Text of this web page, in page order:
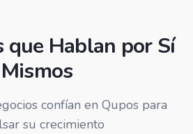
que Hablan por Sí
Mismos
confían en Qupos para
su crecimiento